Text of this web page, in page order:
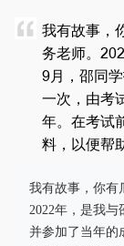
我有故事，
务老师。
9月，邵同
一次，由考
年。在考试
料，以便帮
我有故事，你有
2022年，是我与
并参加了当年的